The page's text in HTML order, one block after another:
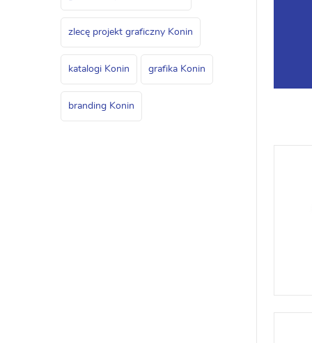
zlecę projekt graficzny Konin
katalogi Konin grafika Konin
branding Konin